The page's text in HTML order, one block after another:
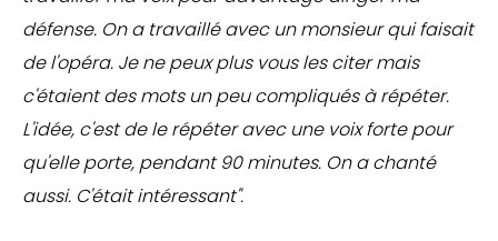
défense. On a travaillé avec un monsieur qui faisait
de l'opéra. Je ne peux plus vous les citer mais
c'étaient des mots un peu compliqués à répéter.
L'idée, c'est de le répéter avec une voix forte pour
qu'elle porte, pendant 90 minutes. On a chanté
aussi. C'était intéressant".